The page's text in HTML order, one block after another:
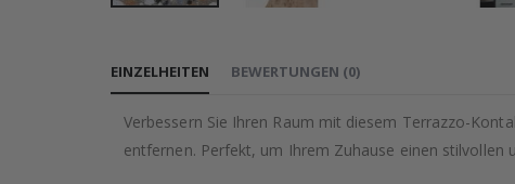
der
springen
EINZELHEITEN
Verbessern Sie Ihren Raum mit diesem Terrazzo-
entfernen. Perfekt, um Ihrem Zuhause einen stilvollen
BEWERTUNGEN (0)